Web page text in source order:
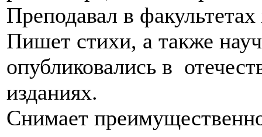
Преподавал в
Пишет стихи, а также
опубликовались в
изданиях.
Снимает